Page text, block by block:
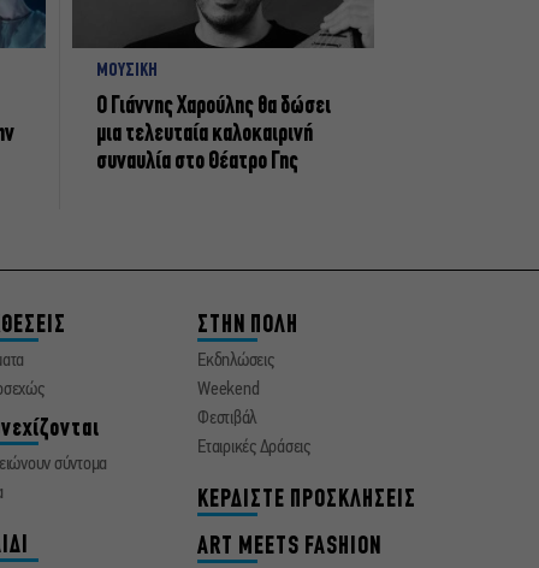
ΜΟΥΣΙΚΗ
Ο Γιάννης Χαρούλης θα δώσει
μια τελευταία καλοκαιρινή
συναυλία στο Θέατρο Γης
σύντομα
ΣΤΗΝ ΠΟΛΗ
Εκδηλώσεις
Weekend
Φεστιβάλ
Εταιρικές Δράσεις
ΚΕΡΔΙΣΤΕ ΠΡΟΣΚΛΗΣΕΙΣ
ART MEETS FASHION